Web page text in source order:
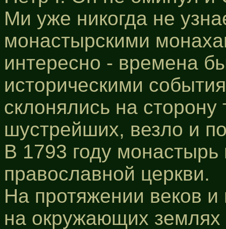
Ми уже никогда не
монастырскими
интересно - времена
историческими
склонялись на
шустрейших, везло и
В 1793 году монастырь
православной церкви.
На протяжении веков
на окружающих